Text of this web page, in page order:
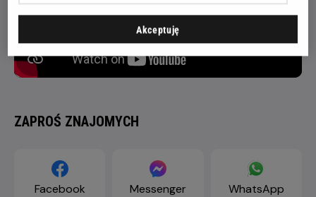
ZAPROŚ ZNAJOMYCH
Facebook Messenger WhatsApp
Akceptuję